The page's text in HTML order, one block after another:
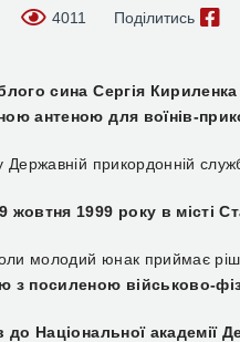
4011 Поділитись
сина Сергія
антеною для воїнів-
Державній прикордонній
жовтня 1999 року в місті
молодий юнак приймає
з посиленою військово-
до Національної академії